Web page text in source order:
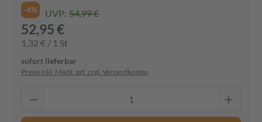
-4% UVP: 54,99 €
52,95 €
1,32 € / 1 St
sofort lieferbar
Preise inkl. MwSt. ggf. zzgl. Versandkosten